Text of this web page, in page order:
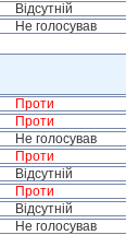
Відсутній
Не голосував
Проти
Проти
Не голосував
Проти
Відсутній
Проти
Відсутній
Не голосував